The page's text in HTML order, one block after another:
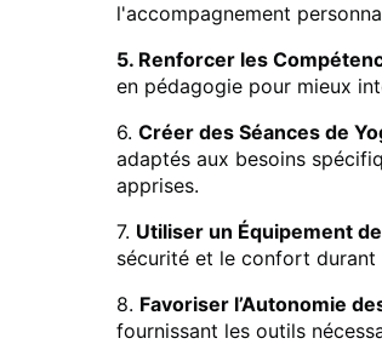
l'accompagnement
5. Renforcer les
en pédagogie pour mieux
6. Créer des Séances de
adaptés aux besoins
apprises.
7. Utiliser un Équipement
sécurité et le confort durant
8. Favoriser l’Autonomie
fournissant les outils